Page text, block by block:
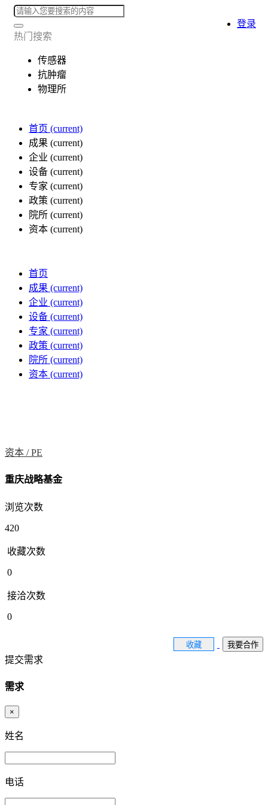
热门搜索
传感器
抗肿瘤
物理所
首页 (current)
成果 (current)
企业 (current)
设备 (current)
专家 (current)
政策 (current)
院所 (current)
资本 (current)
登录
首页
成果 (current)
企业 (current)
设备 (current)
专家 (current)
政策 (current)
院所 (current)
资本 (current)
资本 /PE
重庆战略基金
浏览次数
420
收藏次数
0
接洽次数
0
收藏 我要合作
提交需求
需求
×
姓名
电话